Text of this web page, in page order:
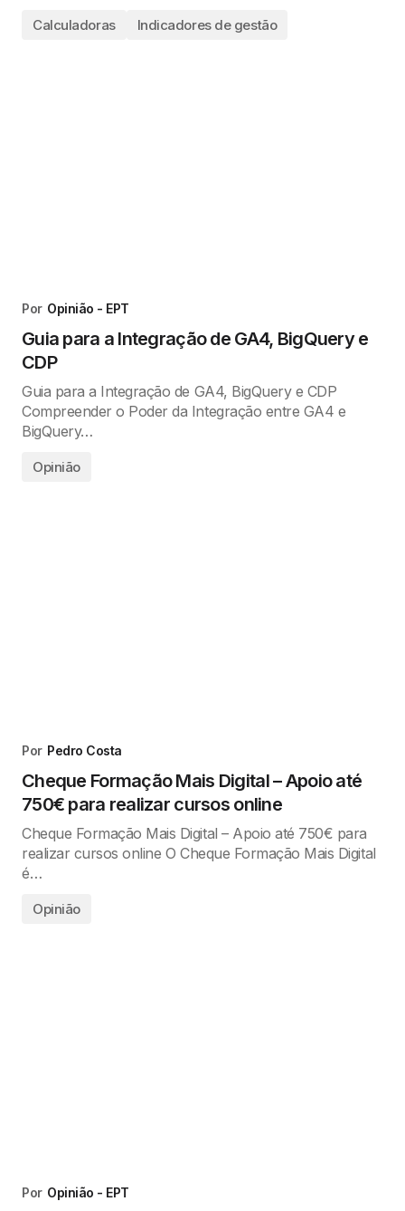
Calculadoras Indicadores de gestão
Por Opinião - EPT
Guia para a Integração de GA4, BigQuery e
CDP
Guia para a Integração de GA4, BigQuery e CDP
Compreender o Poder da Integração entre GA4 e
BigQuery…
Opinião
Por Pedro Costa
Cheque Formação Mais Digital – Apoio até
750€ para realizar cursos online
Cheque Formação Mais Digital – Apoio até 750€ para
realizar cursos online O Cheque Formação Mais Digital
é…
Opinião
Por Opinião - EPT